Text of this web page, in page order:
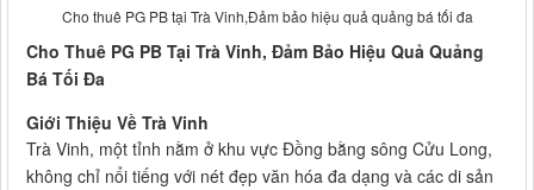
Cho thuê PG PB tại Trà Vinh,Đảm bảo hiệu quả quảng bá tối đa
Cho Thuê PG PB Tại Trà Vinh, Đảm Bảo Hiệu Quả Quảng
Bá Tối Đa
Giới Thiệu Về Trà Vinh
Trà Vinh, một tỉnh nằm ở khu vực Đồng bằng sông Cửu Long,
không chỉ nổi tiếng với nét đẹp văn hóa đa dạng và các di sản